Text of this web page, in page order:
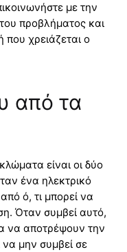
με την
προβλήματος και
που χρειάζεται ο
από τα
είναι οι δύο
ένα ηλεκτρικό
ό, τι μπορεί να
Όταν συμβεί αυτό,
να αποτρέψουν την
μην συμβεί σε